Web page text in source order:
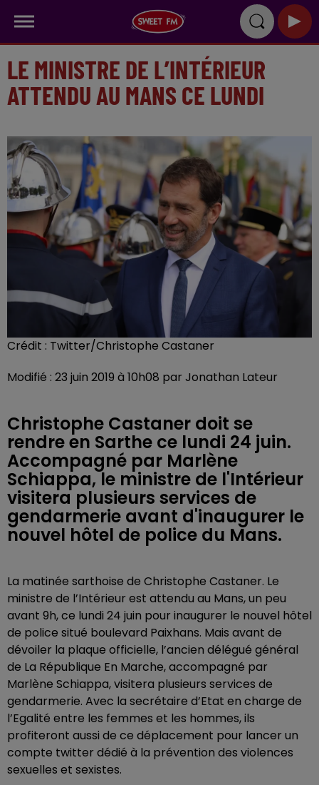
LE MINISTRE DE L’INTÉRIEUR
ATTENDU AU MANS CE LUNDI
Crédit : Twitter/Christophe Castaner
Modifié : 23 juin 2019 à 10h08 par Jonathan Lateur
Christophe Castaner doit se
rendre en Sarthe ce lundi 24 juin.
Accompagné par Marlène
Schiappa, le ministre de l'Intérieur
visitera plusieurs services de
gendarmerie avant d'inaugurer le
nouvel hôtel de police du Mans.
La matinée sarthoise de Christophe Castaner. Le
ministre de l’Intérieur est attendu au Mans, un peu
avant 9h, ce lundi 24 juin pour inaugurer le nouvel hôtel
de police situé boulevard Paixhans. Mais avant de
dévoiler la plaque officielle, l’ancien délégué général
de La République En Marche, accompagné par
Marlène Schiappa, visitera plusieurs services de
gendarmerie. Avec la secrétaire d’Etat en charge de
l’Egalité entre les femmes et les hommes, ils
profiteront aussi de ce déplacement pour lancer un
compte twitter dédié à la prévention des violences
sexuelles et sexistes.